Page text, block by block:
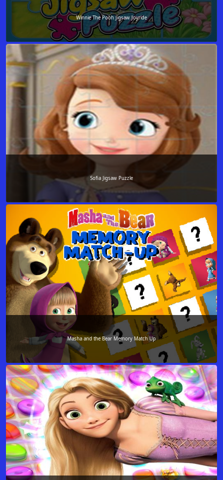
Winnie The Pooh Jigsaw Joyride
Sofia Jigsaw Puzzle
Masha and the Bear Memory Match Up